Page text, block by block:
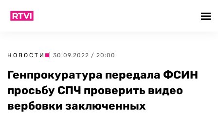
НОВОСТИ | 30.09.2022 / 20:00
Генпрокуратура передала ФСИН
просьбу СПЧ проверить видео
вербовки заключенных